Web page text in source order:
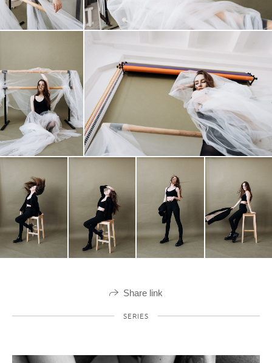
Share link
SERIES